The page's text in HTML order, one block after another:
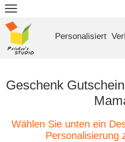
Geschenk
Wählen Sie unten ein
Personalisierung
Personalisiert